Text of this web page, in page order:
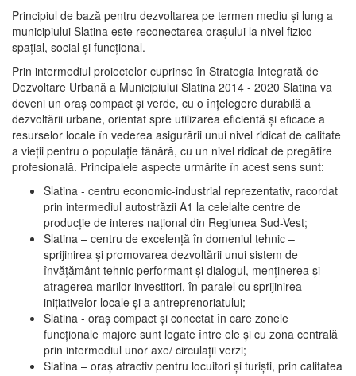
Principiul de bază pentru dezvoltarea pe termen mediu şi lung a
municipiului Slatina este reconectarea oraşului la nivel fizico-
spaţial, social şi funcţional.
Prin intermediul proiectelor cuprinse în Strategia Integrată de
Dezvoltare Urbană a Municipiului Slatina 2014 - 2020 Slatina va
deveni un oraş compact şi verde, cu o înţelegere durabilă a
dezvoltării urbane, orientat spre utilizarea eficientă şi eficace a
resurselor locale în vederea asigurării unui nivel ridicat de calitate
a vieţii pentru o populaţie tânără, cu un nivel ridicat de pregătire
profesională. Principalele aspecte urmărite în acest sens sunt:
Slatina - centru economic-industrial reprezentativ, racordat
prin intermediul autostrăzii A1 la celelalte centre de
producţie de interes naţional din Regiunea Sud-Vest;
Slatina – centru de excelenţă în domeniul tehnic –
sprijinirea şi promovarea dezvoltării unui sistem de
învăţământ tehnic performant şi dialogul, menţinerea şi
atragerea marilor investitori, în paralel cu sprijinirea
iniţiativelor locale şi a antreprenoriatului;
Slatina - oraş compact şi conectat în care zonele
funcţionale majore sunt legate între ele şi cu zona centrală
prin intermediul unor axe/ circulații verzi;
Slatina – oraş atractiv pentru locuitori şi turişti, prin calitatea